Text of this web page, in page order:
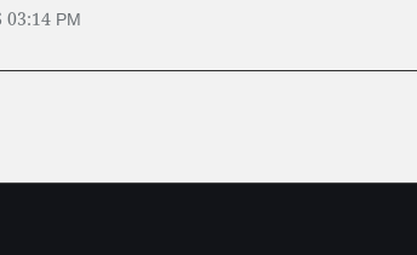
03:14 PM